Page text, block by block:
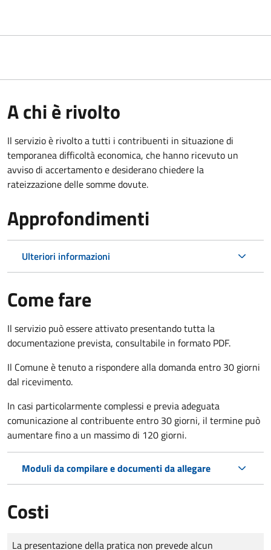
A chi è rivolto
Il servizio è rivolto a tutti i contribuenti in situazione di
temporanea difficoltà economica, che hanno ricevuto un
avviso di accertamento e desiderano chiedere la
rateizzazione delle somme dovute.
Approfondimenti
Ulteriori informazioni
Come fare
Il servizio può essere attivato presentando tutta la
documentazione prevista, consultabile in formato PDF.
Il Comune è tenuto a rispondere alla domanda entro 30 giorni
dal ricevimento.
In casi particolarmente complessi e previa adeguata
comunicazione al contribuente entro 30 giorni, il termine può
aumentare fino a un massimo di 120 giorni.
Moduli da compilare e documenti da allegare
Costi
Tipo di pagamento
Importo
La presentazione della pratica non prevede alcun